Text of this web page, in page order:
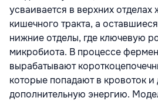
усваивается в верхних
кишечного тракта, а
нижние отделы, где ключевую
микробиота. В процессе
вырабатывают
которые попадают в кровоток и
дополнительную энергию.